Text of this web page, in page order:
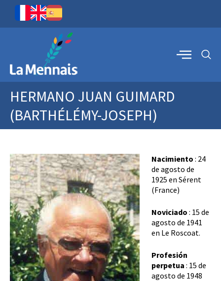
HERMANO JUAN GUIMARD
(BARTHÉLÉMY-JOSEPH)
Nacimiento : 24
de agosto de
1925 en Sérent
(France)
Noviciado : 15 de
agosto de 1941
en Le Roscoat.
Profesión
perpetua : 15 de
agosto de 1948